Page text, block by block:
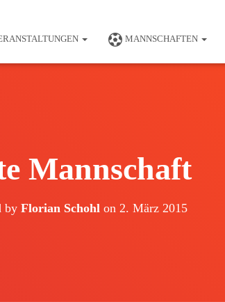
MANNSCHAFTEN
Mannschaft
by Florian Schohlon 2. März 2015